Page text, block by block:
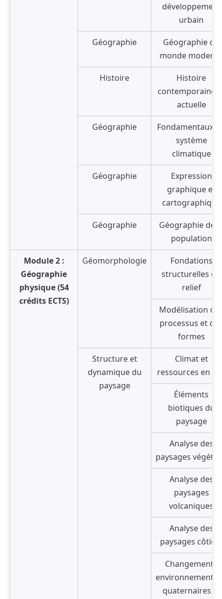
développement
urbain
Géographie
Géographie du
monde
Histoire
Histoire
contemporaine
actuelle
Géographie
Fondamentaux
système
climatique
Géographie
Expression
graphique et
cartographique
Géographie
Géographie de
population
Module 2 :
Géographie
physique (54
crédits ECTS)
Géomorphologie
Fondations
structurelles du
relief
Modélisation
processus et
formes
Structure et
dynamique du
paysage
Climat et
ressources en
Éléments
biotiques du
paysage
Analyse des
paysages
Analyse des
paysages
volcaniques
Analyse des
paysages
Changements
quaternaires et